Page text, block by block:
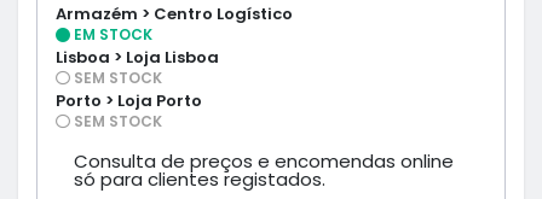
Armazém > Centro Logístico
EM STOCK
Lisboa > Loja Lisboa
SEM STOCK
Porto > Loja Porto
SEM STOCK
Consulta de preços e encomendas online
só para clientes registados.